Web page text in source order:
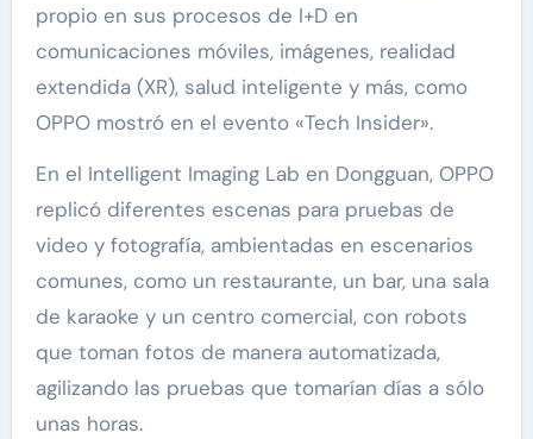
propio en sus procesos de I+D en
comunicaciones móviles, imágenes, realidad
extendida (XR), salud inteligente y más, como
OPPO mostró en el evento «Tech Insider».
En el Intelligent Imaging Lab en Dongguan, OPPO
replicó diferentes escenas para pruebas de
video y fotografía, ambientadas en escenarios
comunes, como un restaurante, un bar, una sala
de karaoke y un centro comercial, con robots
que toman fotos de manera automatizada,
agilizando las pruebas que tomarían días a sólo
unas horas.